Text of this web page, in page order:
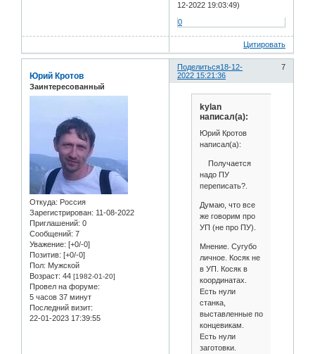
12-2022 19:03:49)
0
Цитировать
Поделиться 7
18-12-
2022 15:21:36
Юрий Кротов
Заинтересованный
Откуда: Россия
Зарегистрирован: 11-08-2022
Приглашений: 0
Сообщений: 7
Уважение: [+0/-0]
Позитив: [+0/-0]
Пол: Мужской
Возраст: 44 [1982-01-20]
Провел на форуме:
5 часов 37 минут
Последний визит:
22-01-2023 17:39:55
kylan
написал(а):
Юрий Кротов
написал(а):
Получается
надо ПУ
переписать?.
Думаю, что все
же говорим про
УП (не про ПУ).
Мнение. Сугубо
личное. Косяк не
в УП. Косяк в
координатах.
Есть нули
станка,
выставленные по
концевикам.
Есть нули
заготовки.